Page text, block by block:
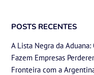
POSTS RECENTES
A Lista Negra da
Fazem Empresas
Fronteira com a